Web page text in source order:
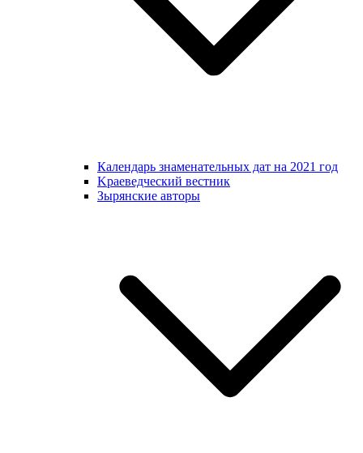
Календарь знаменательных дат на 2021 год
Kраеведческий вестник
Зырянские авторы